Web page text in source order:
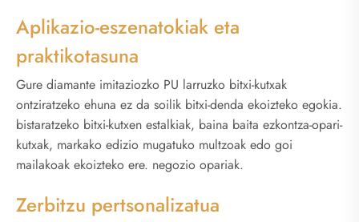
Aplikazio-eszenatokiak eta
praktikotasuna
Gure diamante imitaziozko PU larruzko bitxi-kutxak
ontziratzeko ehuna ez da soilik bitxi-denda ekoizteko egokia.
bistaratzeko bitxi-kutxen estalkiak, baina baita ezkontza-opari-
kutxak, markako edizio mugatuko multzoak edo goi
mailakoak ekoizteko ere. negozio opariak.
Zerbitzu pertsonalizatua